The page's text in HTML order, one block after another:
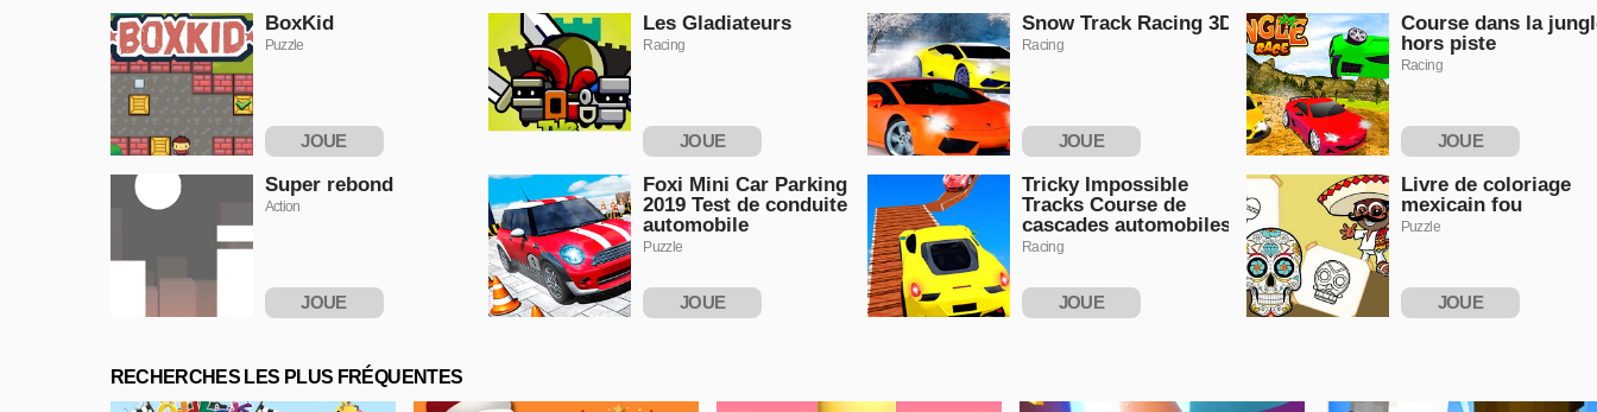
BoxKid
Puzzle
JOUE
Les Gladiateurs
Racing
JOUE
Snow Track Racing 3D
Racing
JOUE
Course dans la
hors piste
Racing
JOUE
Super rebond
Action
JOUE
Foxi Mini Car Parking
2019 Test de conduite
automobile
Puzzle
JOUE
Tricky Impossible
Tracks Course de
cascades automobiles
Racing
JOUE
Livre de coloriage
mexicain fou
Puzzle
JOUE
RECHERCHES LES PLUS FRÉQUENTES